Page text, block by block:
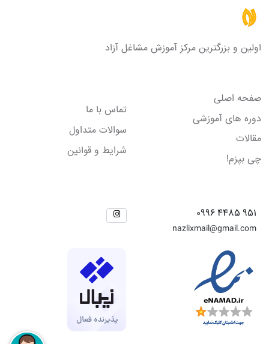
اولین و بزرگترین مرکز آموزش مشاغل آزاد
صفحه اصلی
دوره های آموزشی
مقالات
چی بپزم!
تماس با ما
سوالات متداول
شرایط و قوانین
951 4485 0996
nazlixmail@gmail.com